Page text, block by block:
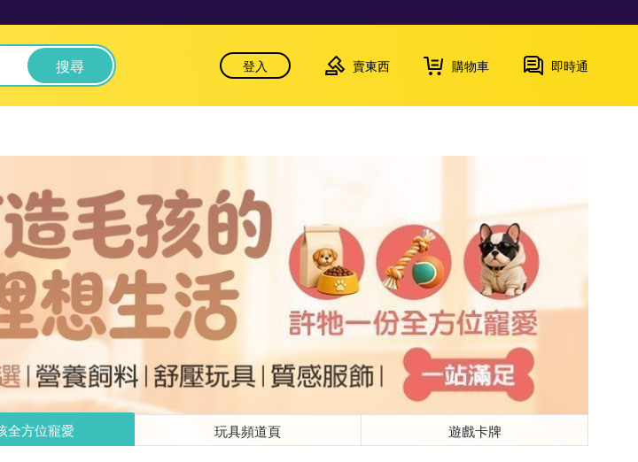
搜尋 登入 賣東西 購物車 即時通
全方位寵愛 玩具頻道頁 遊戲卡牌